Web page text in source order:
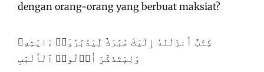
dengan orang-orang yang berbuat maksiat?
كِتَٰبٌ أَنزَلْنَٰهُ إِلَيْكَ مُبَٰرَكٌ لِّيَدَّبَّرُوٓا۟ ءَايَٰتِهِۦ
وَلِيَتَذَكَّرَ أُو۟لُوا۟ ٱلْأَلْبَٰبِ